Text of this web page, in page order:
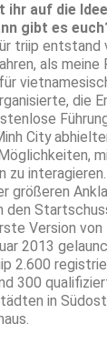
ihr auf die
gibt es
triip entstand
als meine
die
City
zu interagieren.
größeren
den
Version von
2013
2.600
300
in